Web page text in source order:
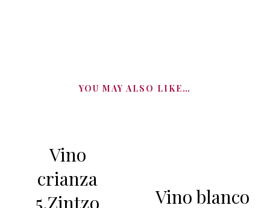
YOU MAY ALSO LIKE…
Vino
crianza
5.Zintzo
Vino blanco